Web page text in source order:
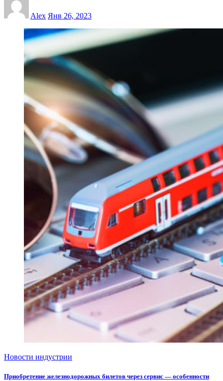
Alex Янв 26, 2023
Новости индустрии
Приобретение железнодорожных билетов через сервис — особенности